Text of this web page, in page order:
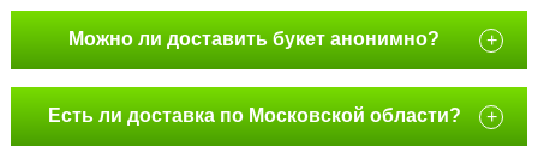
Можно ли доставить букет анонимно? +
Есть ли доставка по Московской области? +